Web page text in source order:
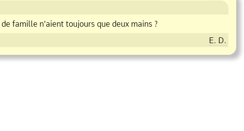
famille n’aient toujours que deux mains ?
E. D.